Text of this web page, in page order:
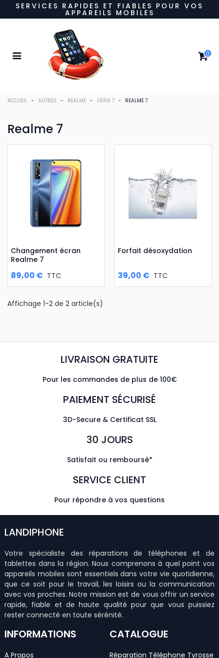
SERVICES RAPIDES ET FIABLES POUR VOS
APPAREILS MOBILES
0
ACCUEIL - AUTRES - REALME - SÉRIE 7 - REALME 7
Realme 7
Changement écran
Realme 7
89,00 € TTC
Forfait désoxydation
39,00 € TTC
Affichage 1-2 de 2 article(s)
LIVRAISON GRATUITE
Pour les commandes de plus de 100€
PAIEMENT SÉCURISÉ
3D-Secure & Certificat SSL
30 JOURS
Satisfait ou remboursé*
SERVICE CLIENT
Pour répondre à vos questions
LANDIPHONE
Votre spécialiste des réparations de téléphones et de
tablettes dans la région. Nous comprenons à quel point vos
appareils mobiles sont essentiels dans votre vie quotidienne,
que ce soit pour le travail, les loisirs ou la communication
avec vos proches. Notre mission est de vous offrir un service
rapide, fiable et de haute qualité pour que vous puissiez
rester connecté en toute sérénité.
INFORMATIONS
A Propos
CATALOGUE
Réparation Téléphone Tyrosse